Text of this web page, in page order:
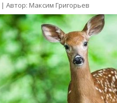
| Автор: Максим Григорьев